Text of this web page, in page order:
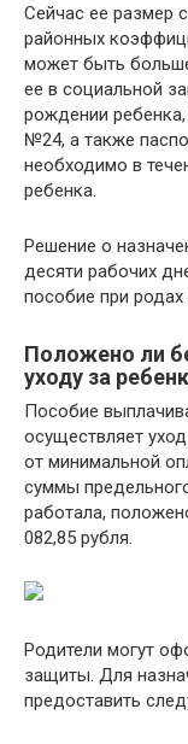
Сейчас ее размер
районных
может быть
ее в социальной
рождении
№24, а также
необходимо в
ребенка.
Решение о
десяти рабочих
пособие при
Положено ли
уходу за
Пособие
осуществляет
от минимальной
суммы
работала,
082,85 рубля.
Родители могут
защиты. Для
предоставить